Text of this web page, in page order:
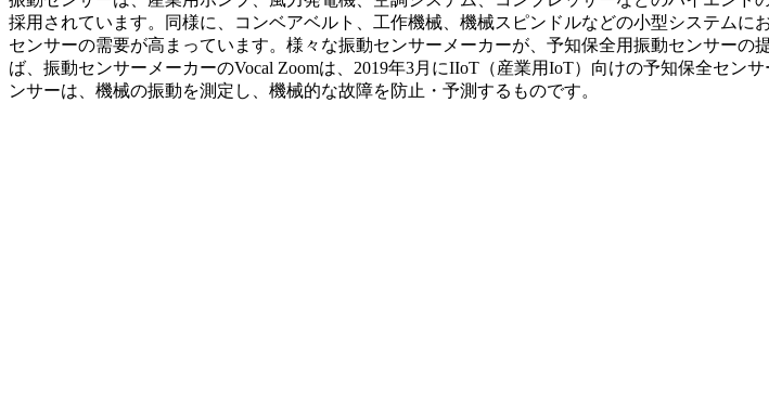
採用されています。同様に、コンベアベルト、工作機械、機械スピンドルなどの小型システムに
センサーの需要が高まっています。様々な振動センサーメーカーが、予知保全用振動センサーの
ば、振動センサーメーカーのVocal Zoomは、2019年3月にIIoT（産業用IoT）向けの予知保全セン
ンサーは、機械の振動を測定し、機械的な故障を防止・予測するものです。